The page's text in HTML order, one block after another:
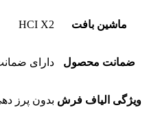
ماشین بافت HCI X2
ضمانت محصول دارای
ویژگی الیاف فرش بدون پرز